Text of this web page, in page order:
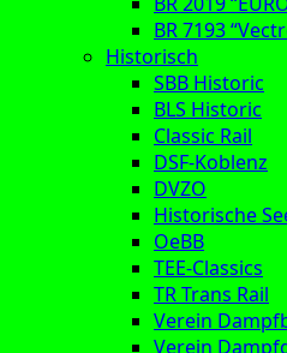
BR 7193
Historisch
SBB Historic
BLS Historic
Classic Rail
DSF-Koblenz
DVZO
Historische
OeBB
TEE-Classics
TR Trans Rail
Verein
Verein